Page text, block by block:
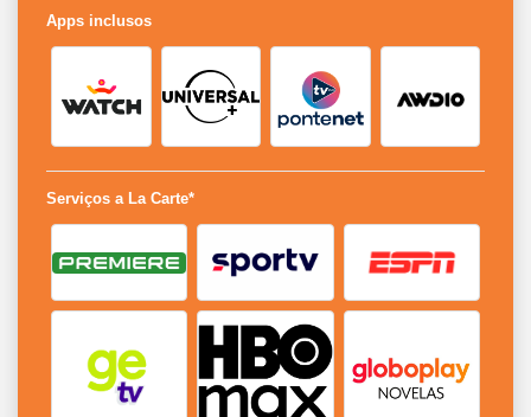
Apps inclusos
Serviços a La Carte*